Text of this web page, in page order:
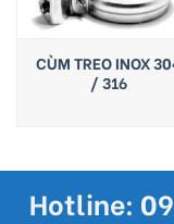
CÙM TREO INOX
/ 316
Hotline: